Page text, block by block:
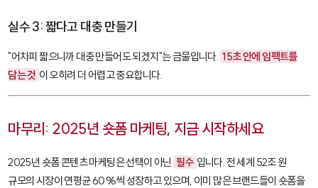
실수 3: 짧다고 대충 만들기
"어차피 짧으니까 대충 만들어도 되겠지"는 금물입니다. 15초 안에 임팩트를
담는 것 이 오히려 더 어렵고 중요합니다.
마무리: 2025년 숏폼 마케팅, 지금 시작하세요
2025년 숏폼 콘텐츠 마케팅은 선택이 아닌 필수 입니다. 전 세계 52조 원
규모의 시장이 연평균 60%씩 성장하고 있으며, 이미 많은 브랜드들이 숏폼을